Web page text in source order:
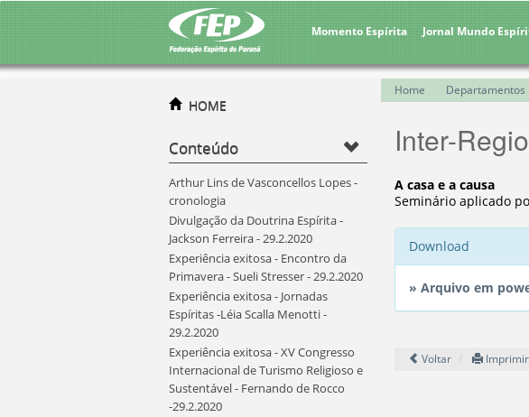
Momento Espírita Jornal Mundo
HOME
Conteúdo
Arthur Lins de Vasconcellos Lopes -
cronologia
Divulgação da Doutrina Espírita -
Jackson Ferreira - 29.2.2020
Experiência exitosa - Encontro da
Primavera - Sueli Stresser - 29.2.2020
Experiência exitosa - Jornadas
Espíritas -Léia Scalla Menotti -
29.2.2020
Experiência exitosa - XV Congresso
Internacional de Turismo Religioso e
Sustentável - Fernando de Rocco
-29.2.2020
Home Departamentos
Inter-
A casa e a causa
Seminário aplicado
Download
» Arquivo em
Voltar Imprimir